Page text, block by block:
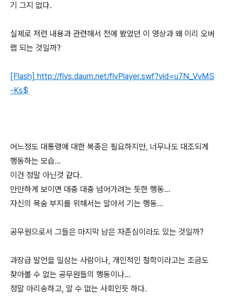
기 그지 없다.
실제로 저런 내용과 관련해서 전에 봤었던 이 영상과 왜 이리 오버
랩 되는 것일까?
[Flash] http://flvs.daum.net/flvPlayer.swf?vid=u7N_VvMS
-Ks$
어느정도 대통령에 대한 복종은 필요하지만, 너무나도 대조되게
행동하는 모습...
이건 정말 아닌것 같다.
만만하게 보이면 대충 대충 넘어가려는 듯한 행동...
자신의 목숨 부지를 위해서는 알아서 기는 행동...
공무원으로서 그들은 마지막 남은 자존심이라도 있는 것일까?
과장급 발언을 일삼는 사람이나, 개인적인 철학이라고는 조금도
찾아볼 수 없는 공무원들의 행동이나...
정말 아리송하고, 알 수 없는 사회인듯 하다.